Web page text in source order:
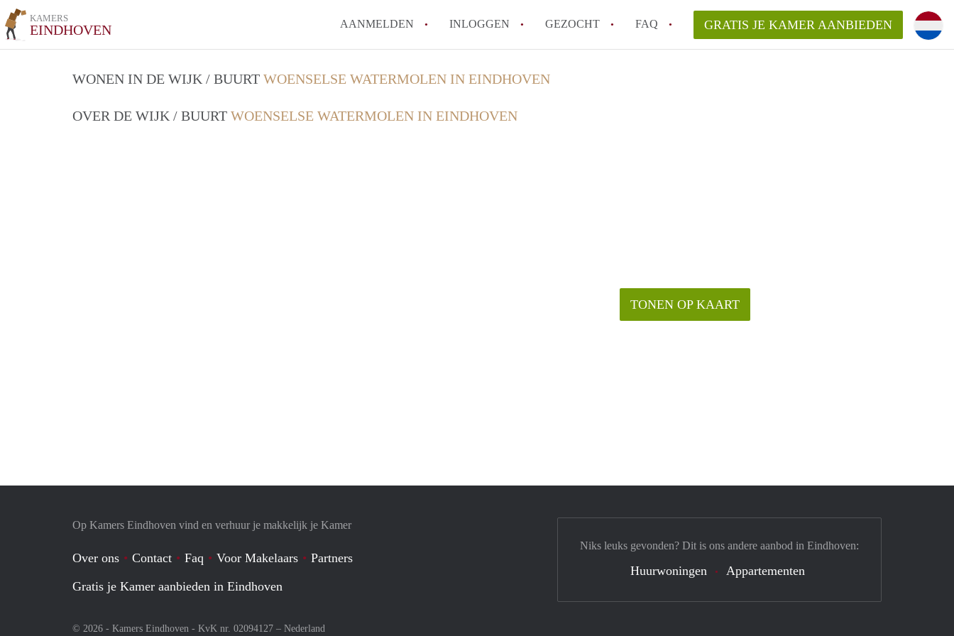
KAMERS
EINDHOVEN AANMELDEN INLOGGEN GEZOCHT FAQ
How to translate KamersEindhoven!
Hoeveel kost het om te reageren op een Kamer in Eindhoven?
GRATIS JE KAMER AANBIEDEN
WONEN IN DE WIJK / BUURT WOENSELSE WATERMOLEN IN EINDHOVEN
OVER DE WIJK / BUURT WOENSELSE WATERMOLEN IN EINDHOVEN
TONEN OP KAART
Op Kamers Eindhoven vind en verhuur je makkelijk je Kamer
Over ons Contact Faq Voor Makelaars
Partners
Gratis je Kamer aanbieden in Eindhoven
© 2026 - Kamers Eindhoven - KvK nr. 02094127 – Nederland
Niks leuks gevonden? Dit is ons andere aanbod in Eindhoven:
Huurwoningen Appartementen